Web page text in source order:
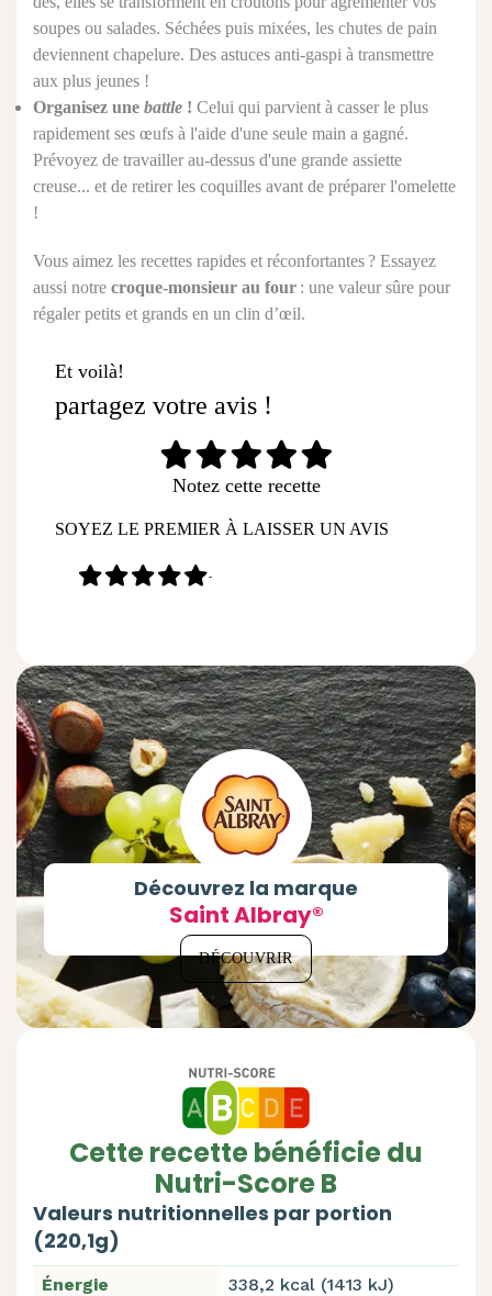
soupes ou salades. Séchées puis mixées, les chutes de pain
deviennent chapelure. Des astuces anti-gaspi à transmettre
aux plus jeunes !
Organisez une battle ! Celui qui parvient à casser le plus
rapidement ses œufs à l'aide d'une seule main a gagné.
Prévoyez de travailler au-dessus d'une grande assiette
creuse... et de retirer les coquilles avant de préparer l'omelette
!
Vous aimez les recettes rapides et réconfortantes ? Essayez
aussi notre croque-monsieur au four : une valeur sûre pour
régaler petits et grands en un clin d’œil.
Et voilà!
partagez votre avis !
Notez cette recette
SOYEZ LE PREMIER À LAISSER UN AVIS
-
Découvrez la marque
Saint Albray®
DÉCOUVRIR
Cette recette bénéficie du
Nutri-Score B
Valeurs nutritionnelles par portion
(220,1g)
Énergie
338,2 kcal (1413 kJ)